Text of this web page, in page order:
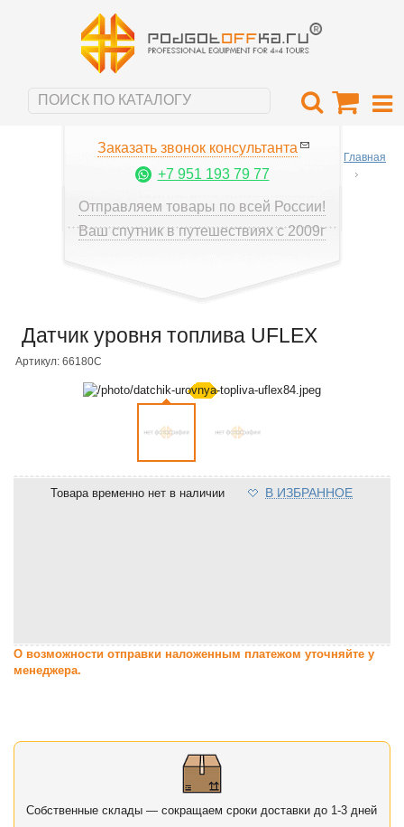
Заказать звонок консультанта
+7 951 193 79 77
Отправляем товары по всей России!
Ваш спутник в путешествиях с 2009г
Главная
Датчик уровня топлива UFLEX
Артикул: 66180C
Товара временно нет в наличии В ИЗБРАННОЕ
О возможности отправки наложенным платежом уточняйте у
менеджера.
Собственные склады — сокращаем сроки доставки до 1-3 дней